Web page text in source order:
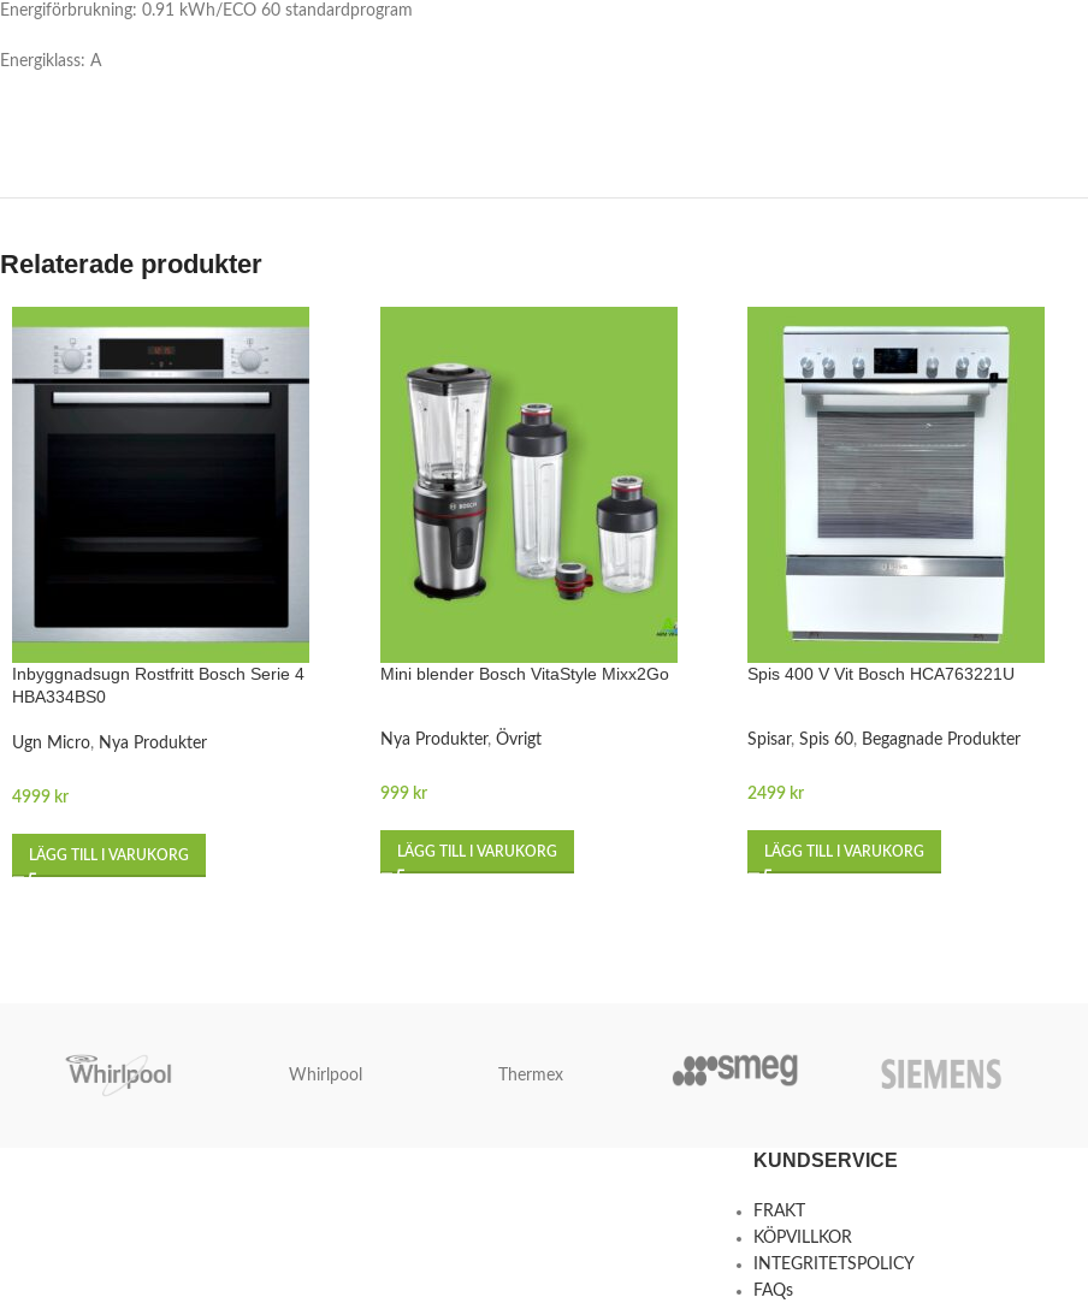
Energiförbrukning: 0.91 kWh/ECO 60 standardprogram
Energiklass: A
Relaterade produkter
Inbyggnadsugn Rostfritt Bosch Serie 4
HBA334BS0
Ugn Micro, Nya Produkter
4999 kr
LÄGG TILL I VARUKORG
Mini blender Bosch VitaStyle Mixx2Go
Nya Produkter, Övrigt
999 kr
LÄGG TILL I VARUKORG
Spis 400 V Vit Bosch HCA763221U
Spisar, Spis 60, Begagnade Produkter
2499 kr
LÄGG TILL I VARUKORG
Whirlpool Thermex
KUNDSERVICE
FRAKT
KÖPVILLKOR
INTEGRITETSPOLICY
FAQs